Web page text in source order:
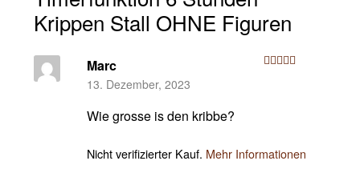
Krippen Stall OHNE Figuren
Marc
13. Dezember, 2023
Wie grosse is den kribbe?
Nicht verifizierter Kauf. Mehr Informationen